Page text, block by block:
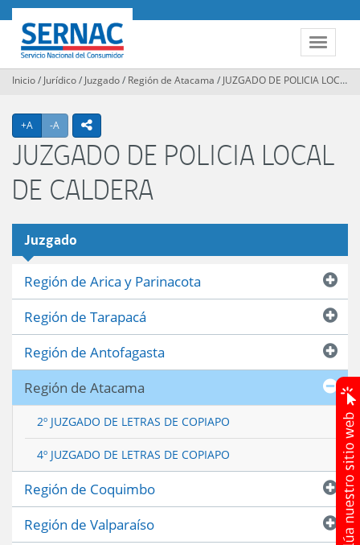
Contenido
principal
Toggle
SERNAC
Inicio/ Jurídico/ Juzgado/ Región de Atacama / JUZGADO DE POLICIA LOCAL DE CALDERA
+A Agrandar texto
-A Achicar textoicono compartir
JUZGADO DE POLICIA LOCAL
DE CALDERA
Juzgado
Región de Arica y Parinacota
Región de Tarapacá
Región de Antofagasta
Región de Atacama
2º JUZGADO DE LETRAS DE COPIAPO
4º JUZGADO DE LETRAS DE COPIAPO
Región de Coquimbo
Región de Valparaíso